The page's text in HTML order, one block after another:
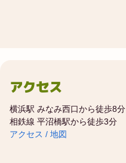
アクセス
横浜駅 みなみ西口から徒歩8分
相鉄線 平沼橋駅から徒歩3分
アクセス / 地図